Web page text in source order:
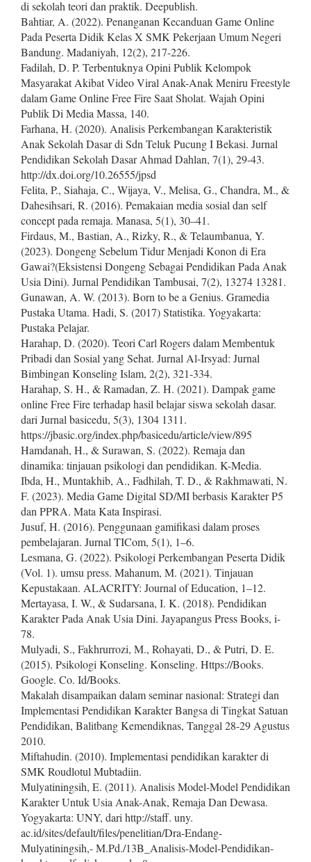
di sekolah teori dan praktik. Deepublish.
Bahtiar, A. (2022). Penanganan Kecanduan Game Online
Pada Peserta Didik Kelas X SMK Pekerjaan Umum Negeri
Bandung. Madaniyah, 12(2), 217-226.
Fadilah, D. P. Terbentuknya Opini Publik Kelompok
Masyarakat Akibat Video Viral Anak-Anak Meniru Freestyle
dalam Game Online Free Fire Saat Sholat. Wajah Opini
Publik Di Media Massa, 140.
Farhana, H. (2020). Analisis Perkembangan Karakteristik
Anak Sekolah Dasar di Sdn Teluk Pucung I Bekasi. Jurnal
Pendidikan Sekolah Dasar Ahmad Dahlan, 7(1), 29-43.
http://dx.doi.org/10.26555/jpsd
Felita, P., Siahaja, C., Wijaya, V., Melisa, G., Chandra, M., &
Dahesihsari, R. (2016). Pemakaian media sosial dan self
concept pada remaja. Manasa, 5(1), 30–41.
Firdaus, M., Bastian, A., Rizky, R., & Telaumbanua, Y.
(2023). Dongeng Sebelum Tidur Menjadi Konon di Era
Gawai?(Eksistensi Dongeng Sebagai Pendidikan Pada Anak
Usia Dini). Jurnal Pendidikan Tambusai, 7(2), 13274 13281.
Gunawan, A. W. (2013). Born to be a Genius. Gramedia
Pustaka Utama. Hadi, S. (2017) Statistika. Yogyakarta:
Pustaka Pelajar.
Harahap, D. (2020). Teori Carl Rogers dalam Membentuk
Pribadi dan Sosial yang Sehat. Jurnal Al-Irsyad: Jurnal
Bimbingan Konseling Islam, 2(2), 321-334.
Harahap, S. H., & Ramadan, Z. H. (2021). Dampak game
online Free Fire terhadap hasil belajar siswa sekolah dasar.
dari Jurnal basicedu, 5(3), 1304 1311.
https://jbasic.org/index.php/basicedu/article/view/895
Hamdanah, H., & Surawan, S. (2022). Remaja dan
dinamika: tinjauan psikologi dan pendidikan. K-Media.
Ibda, H., Muntakhib, A., Fadhilah, T. D., & Rakhmawati, N.
F. (2023). Media Game Digital SD/MI berbasis Karakter P5
dan PPRA. Mata Kata Inspirasi.
Jusuf, H. (2016). Penggunaan gamifikasi dalam proses
pembelajaran. Jurnal TICom, 5(1), 1–6.
Lesmana, G. (2022). Psikologi Perkembangan Peserta Didik
(Vol. 1). umsu press. Mahanum, M. (2021). Tinjauan
Kepustakaan. ALACRITY: Journal of Education, 1–12.
Mertayasa, I. W., & Sudarsana, I. K. (2018). Pendidikan
Karakter Pada Anak Usia Dini. Jayapangus Press Books, i-
78.
Mulyadi, S., Fakhrurrozi, M., Rohayati, D., & Putri, D. E.
(2015). Psikologi Konseling. Konseling. Https://Books.
Google. Co. Id/Books.
Makalah disampaikan dalam seminar nasional: Strategi dan
Implementasi Pendidikan Karakter Bangsa di Tingkat Satuan
Pendidikan, Balitbang Kemendiknas, Tanggal 28-29 Agustus
2010.
Miftahudin. (2010). Implementasi pendidikan karakter di
SMK Roudlotul Mubtadiin.
Mulyatiningsih, E. (2011). Analisis Model-Model Pendidikan
Karakter Untuk Usia Anak-Anak, Remaja Dan Dewasa.
Yogyakarta: UNY, dari http://staff. uny.
ac.id/sites/default/files/penelitian/Dra-Endang-
Mulyatiningsih,- M.Pd./13B_Analisis-Model-Pendidikan-